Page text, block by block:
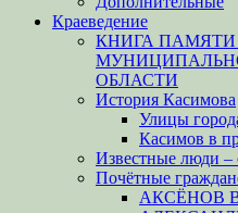
Краеведение
КНИГА
ОБЛАСТИ
История Касимова
Улицы
Касимов в
Известные люди –
Почётные
АКСЁНОВ